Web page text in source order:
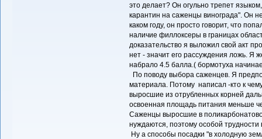
это делает? Он огульно трепет
карантин на саженцы винограда". Он
каком году, он просто говорит, что
наличие филлоксеры в границах
доказательство я выложил свой акт
нет - значит его рассуждения ложь. Я
набрало 4.5 балла.( бормотуха
По поводу выбора саженцев. Я
материала. Потому написал -кто к
выросшие из отрубленных корней
освоенная площадь питания меньше
Саженцы выросшие в
нуждаются, поэтому особой трудности
Ну а способы посадки "в холодную